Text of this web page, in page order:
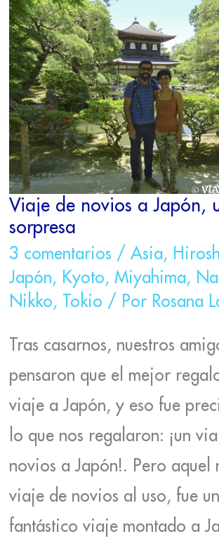
Viaje de novios a Japón,
sorpresa
3 comentarios / Asia,
Japón, Kyoto, Miyahima,
Nikko, Tokio / Por Rosana
Tras casarnos, nuestros
pensaron que el mejor
viaje a Japón, y eso fue
lo que nos regalaron: ¡un
novios a Japón!. Pero aquel
viaje de novios al uso, fue un
fantástico viaje montado a
DE
NOVIOS
A
JAPÓN,
UNA
SORPRESA